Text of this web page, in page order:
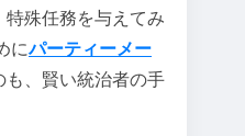
殊任務を与えてみ
にパーティーメー
、賢い統治者の手